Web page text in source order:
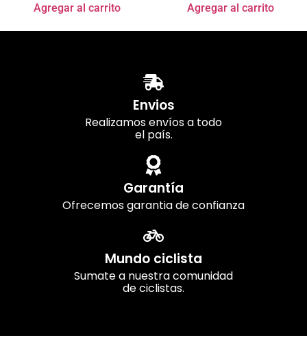
Agregar al carrito Agregar al carrito
Envios
Realizamos envíos a todo
el país.
Garantía
Ofrecemos garantia de confianza
Mundo ciclista
Sumate a nuestra comunidad
de ciclistas.